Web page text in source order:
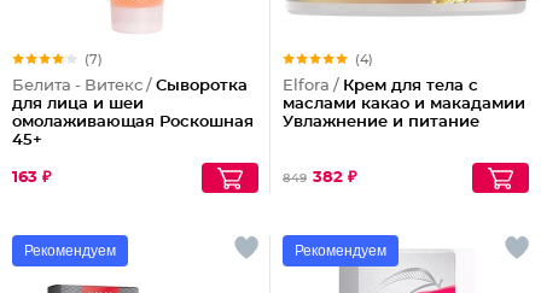
(7)
Белита - Витекс / Cыворотка
для лица и шеи
омолаживающая Роскошная
45+
163 ₽
(4)
Elfora / Крем для тела с
маслами какао и макадамии
Увлажнение и питание
849 382 ₽
Рекомендуем Рекомендуем